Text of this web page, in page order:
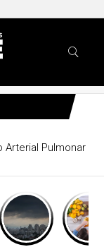
Arterial Pulmonar